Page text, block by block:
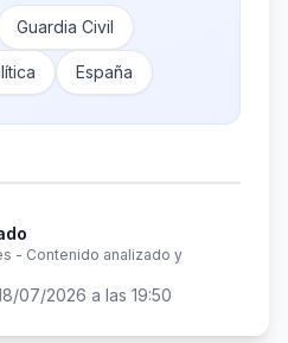
Guardia Civil
España
- Contenido analizado y
07/2026 a las 19:50